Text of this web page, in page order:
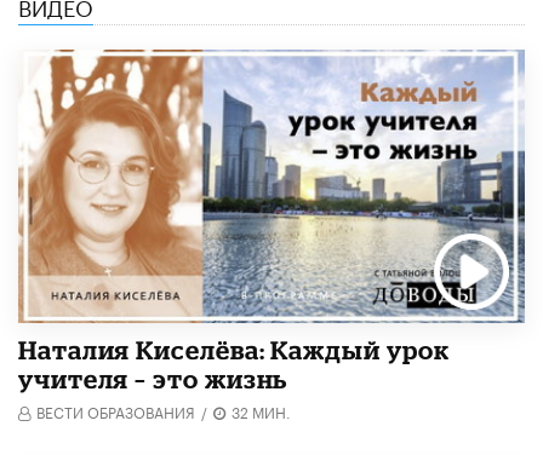
Наталия Киселёва: Каждый урок
учителя – это жизнь
ВЕСТИ ОБРАЗОВАНИЯ / 32 МИН.